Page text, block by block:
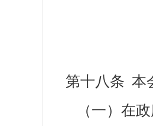
第十八条 本
（一）在